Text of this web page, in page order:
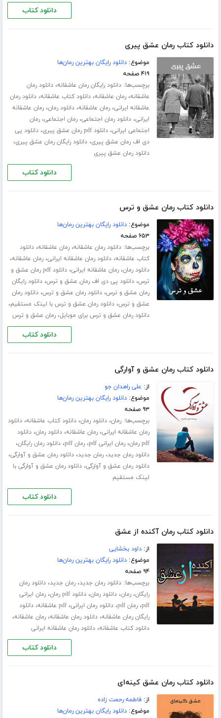
دانلود کتاب
دانلود کتاب رمان عشق پیری
موضوع:دانلود رایگان بهترین رمان‌ها
۴۱۹ صفحه
برچسب‌ها:دانلود رایگان رمان عاشقانه،دانلود رمان
عاشقانه،رمان عاشقانه،دانلود کتاب عاشقانه،دانلود رمان
عاشقانه ایرانی،رمان عاشقانه،دانلود رمان،رمان عاشقانه
ایرانی،دانلود رمان اجتماعی،رمان اجتماعی،رمان
اجتماعی ایرانی،دانلود pdf رمان عشق پیری ،دانلود پی
دی اف رمان عشق پیری،دانلود رایگان رمان عشق پیری،
دانلود رمان عشق پیری
دانلود کتاب
دانلود کتاب رمان عشق و ترس
موضوع:دانلود رایگان بهترین رمان‌ها
۶۵۳ صفحه
برچسب‌ها:دانلود رمان عاشقانه،رمان عاشقانه،دانلود
کتاب عاشقانه،دانلود رمان عاشقانه ایرانی،رمان عاشقانه،
دانلود رمان،رمان عاشقانه ایرانی،
دانلود pdf رمان عشق و
ترس،دانلود پی دی اف رمان عشق و ترس،دانلود رایگان
رمان عشق و ترس،دانلود رمان عشق و ترس،دانلود رمان
عشق و ترس،دانلود رمان عشق و ترس با لینک مستقیم،
دانلود رمان عشق و ترس برای موبایل،رمان عشق و ترس
دانلود کتاب
دانلود کتاب رمان عشق و آوارگی
از: علی راهدان جو
موضوع:دانلود رایگان بهترین رمان‌ها
۹۳ صفحه
برچسب‌ها:رمان،دانلود رمان،دانلود کتاب عاشقانه،دانلود
رمان عاشقانه ایرانی،رمان عاشقانه،دانلود رمان،دانلود
pdf رمان
،رمان ایرانی pdf ،رمان pdf ،دانلود رمان رایگان،
دانلود رمان جدید،رمان جدید،دانلود رمان عشق و آوارگی،
دانلود رمان عشق و آوارگی،دانلود رمان عشق و آوارگی با
لینک مستقیم
دانلود کتاب
دانلود کتاب رمان آکنده از عشق
از:داود بخشایی
موضوع:دانلود رایگان بهترین رمان‌ها
۹۴ صفحه
برچسب‌ها:دانلود رمان جدید،رمان جدید،دانلود رمان
رایگان،رمان،دانلود رمان،دانلود pdf رمان ،رمان ایرانی
pdf،رمان pdf ،دانلود رمان ایرانی،pdf عاشقانه ،دانلود
رایگان رمان عاشقانه،دانلود رمان عاشقانه،رمان عاشقانه،
دانلود کتاب عاشقانه،دانلود رمان عاشقانه ایرانی
دانلود کتاب
دانلود کتاب رمان عشق کینه‌ای
از:فاطمه رحمت زاده
موضوع:دانلود رایگان بهترین رمان‌ها